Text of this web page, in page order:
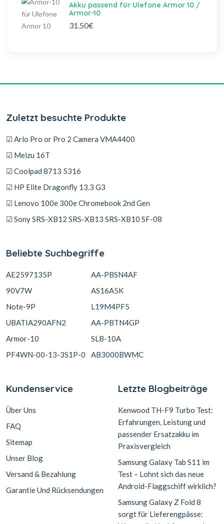
Akku passend für Ulefone Armor 10 /
Armor-10
31.50€
Zuletzt besuchte Produkte
☑ Arlo Pro or Pro 2 Camera VMA4400
☑ Meizu 16T
☑ Coolpad 8713 5316
☑ HP Elite Dragonfly 13.3 G3
☑ Lenovo 100e 300e Chromebook 2nd Gen
☑ Sony SRS-XB12 SRS-XB13 SRS-XB10 SF-08
Beliebte Suchbegriffe
AE2597135P
90V7W
Note-9P
UBATIA290AFN2
Armor-10
PF4WN-00-13-3S1P-0
AA-PBSN4AF
AS16A5K
L19M4PF5
AA-PBTN4GP
SLB-10A
AB3000BWMC
Kundenservice
Über Uns
FAQ
Sitemap
Unser Blog
Versand & Bezahlung
Garantie Und Rücksendungen
Letzte Blogbeiträge
Kenwood TH-F9 Turbo Test:
Erfahrungen, Leistung und
passender Ersatzakku im
Praxisvergleich
Samsung Galaxy Tab S11 im
Test – Lohnt sich das neue
Android-Flaggschiff wirklich?
Samsung Galaxy Z Fold 8
sorgt für Lieferengpässe: